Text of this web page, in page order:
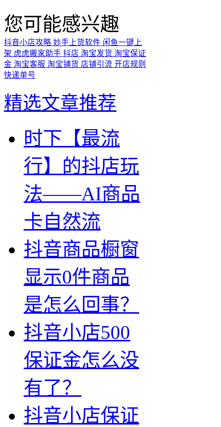
您可能感兴趣
抖音小店攻略 妙手上货软件 闲鱼一键上
架 虎虎搬家助手 抖店 淘宝发货 淘宝保证
金 淘宝客服 淘宝铺货 店铺引流 开店规则
快递单号
精选文章推荐
时下【最流
行】的抖店玩
法——AI商品
卡自然流
抖音商品橱窗
显示0件商品
是怎么回事？
抖音小店500
保证金怎么没
有了？
抖音小店保证